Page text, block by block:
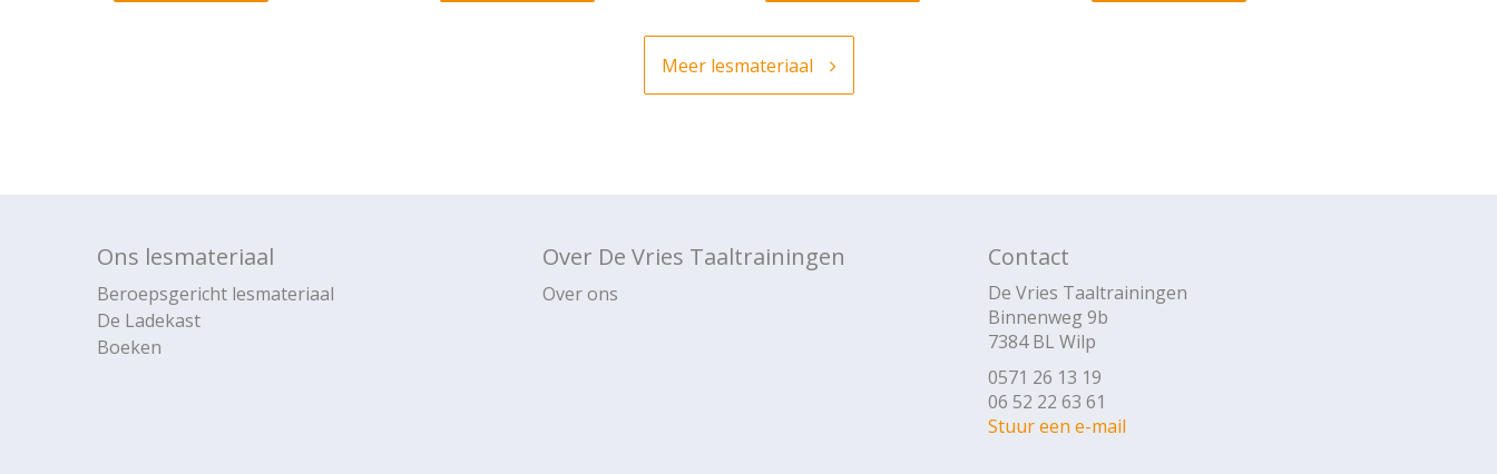
Meer lesmateriaal
Ons lesmateriaal
Beroepsgericht lesmateriaal
De Ladekast
Boeken
Over De Vries Taaltrainingen
Over ons
Contact
De Vries Taaltrainingen
Binnenweg 9b
7384 BL Wilp
0571 26 13 19
06 52 22 63 61
Stuur een e-mail